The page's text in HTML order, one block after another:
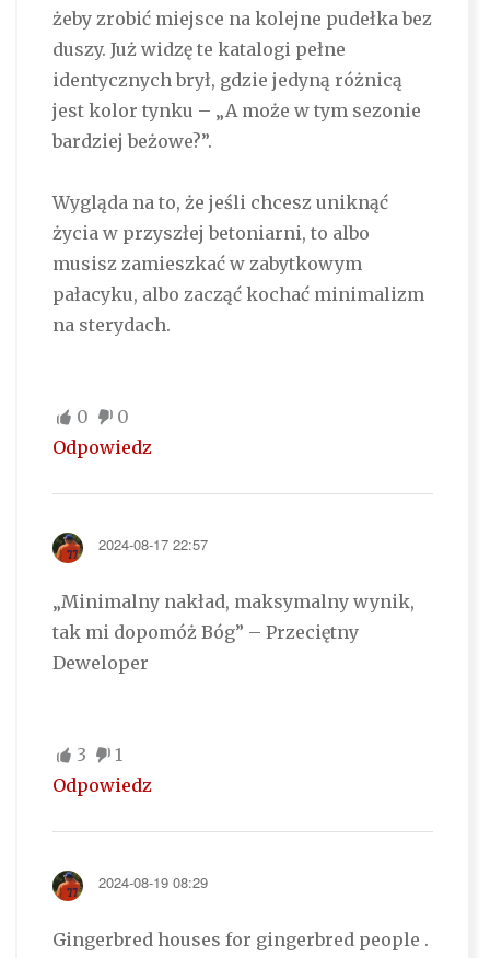
żeby zrobić miejsce na kolejne pudełka bez
duszy. Już widzę te katalogi pełne
identycznych brył, gdzie jedyną różnicą
jest kolor tynku – „A może w tym sezonie
bardziej beżowe?”.
Wygląda na to, że jeśli chcesz uniknąć
życia w przyszłej betoniarni, to albo
musisz zamieszkać w zabytkowym
pałacyku, albo zacząć kochać minimalizm
na sterydach.
0
0
Odpowiedz
2024-08-17 22:57
„Minimalny nakład, maksymalny wynik,
tak mi dopomóż Bóg” – Przeciętny
Deweloper
3
1
Odpowiedz
2024-08-19 08:29
Gingerbred houses for gingerbred people .